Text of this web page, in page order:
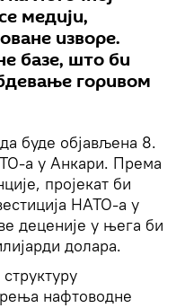
медији,
изворе.
базе, што би
горивом
буде објављена 8.
а у Анкари. Према
пројекат би
НАТО-а у
деценије у њега би
долара.
нафтоводне